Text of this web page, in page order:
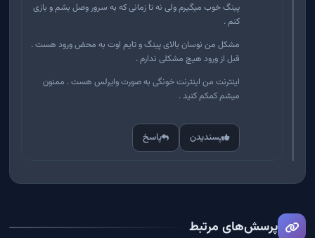
پینگ خوب میگیرم ولی نه تا زمانی که به سرور وصل بشم و بازی
کنم .
مشکل من نوسان بالای پینگ و تایم اوت به محض ورود هست .
قبل از ورود هیچ مشکلی ندارم .
اینترنت من اینترنت خونگی به صورت وایرلس هست . ممنون
میشم کمکم کنید .
پسندیدن پاسخ
پرسش‌های مرتبط